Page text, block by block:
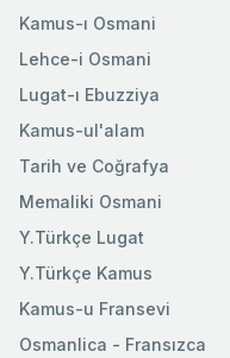
Kamus-ı Osmani
Lehce-i Osmani
Lugat-ı Ebuzziya
Kamus-ul'alam
Tarih ve Coğrafya
Memaliki Osmani
Y.Türkçe Lugat
Y.Türkçe Kamus
Kamus-u Fransevi
Osmanlica - Fransızca